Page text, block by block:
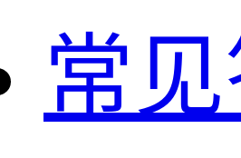
常